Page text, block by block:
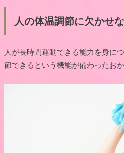
人の体温調節に欠かせ
人が長時間運動できる能力を身に
節できるという機能が備わったおか